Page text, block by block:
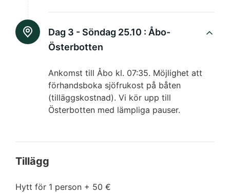
Dag 3 - Söndag 25.10 : Åbo-
Österbotten
Ankomst till Åbo kl. 07:35. Möjlighet att
förhandsboka sjöfrukost på båten
(tilläggskostnad). Vi kör upp till
Österbotten med lämpliga pauser.
Tillägg
Hytt för 1 person + 50 €